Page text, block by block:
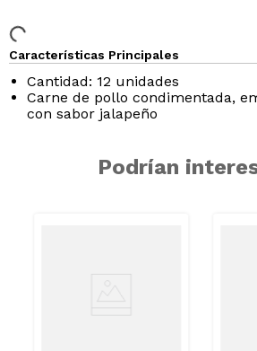
Características Principales
Cantidad: 12 unidades
Carne de pollo condimentada,
con sabor jalapeño
Podrían